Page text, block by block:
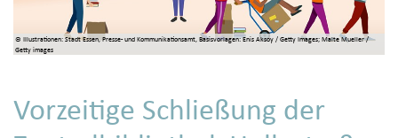
© Illustrationen: Stadt Essen, Presse- und Kommunikationsamt, Basisvorlagen: Enis Aksoy / Getty Images; Malte Mueller /
Getty images
Vorzeitige Schließung der